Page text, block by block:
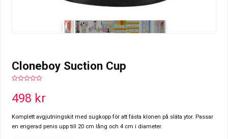
Cloneboy Suction Cup
of
498 kr
Komplett avgjutningskit med sugkopp för att fästa klonen på släta ytor. Passar
en erigerad penis upp till 20 cm lång och 4 cm i diameter.